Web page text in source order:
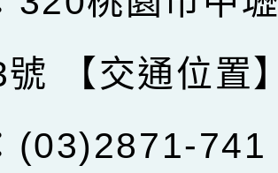
【交通位置
(03)2871-741